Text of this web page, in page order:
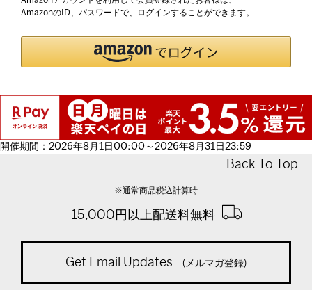
AmazonのID、パスワードで、ログインすることができます。
開催期間：2026年8月1日00:00～2026年8月31日23:59
Back To Top
※通常商品税込計算時
15,000円以上配送料無料
Get Email Updates (メルマガ登録)